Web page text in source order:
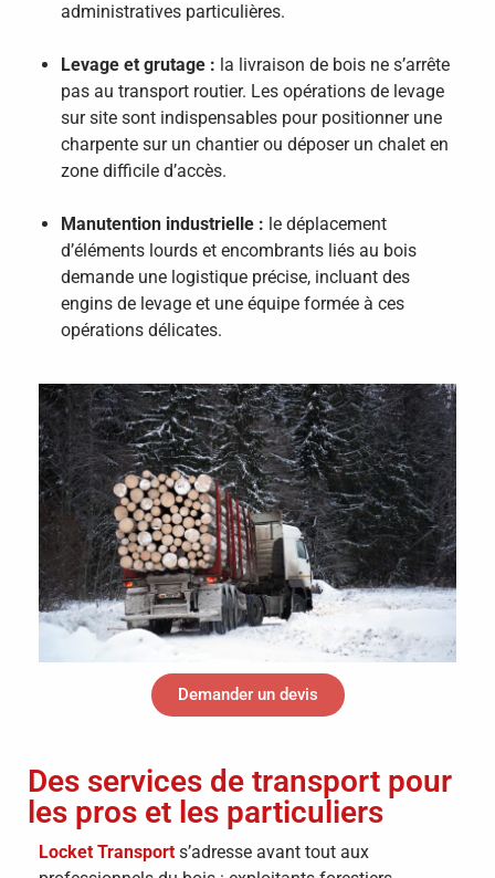
administratives particulières.
Levage et grutage : la livraison de bois ne s’arrête
pas au transport routier. Les opérations de levage
sur site sont indispensables pour positionner une
charpente sur un chantier ou déposer un chalet en
zone difficile d’accès.
Manutention industrielle : le déplacement
d’éléments lourds et encombrants liés au bois
demande une logistique précise, incluant des
engins de levage et une équipe formée à ces
opérations délicates.
Demander un devis
Des services de transport pour
les pros et les particuliers
Locket Transport s’adresse avant tout aux